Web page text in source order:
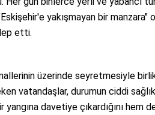
yakışmayan bir manzara"
etti.
üzerinde seyretmesiyle
vatandaşlar, durumun ciddi
yangına davetiye çıkardığını hem